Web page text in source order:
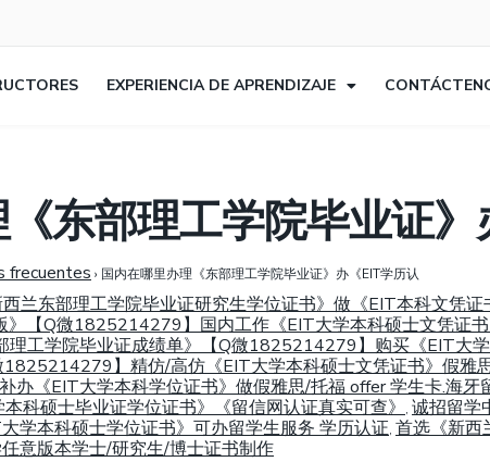
EXPERIENCIA DE APRENDIZAJE
东部理工学院毕业证》
frecuentes › 国内在哪里办理《东部理工学院毕业证》办《EIT学历认
兰东部理工学院毕业证研究生学位证书》做《EIT本科文凭
》【Q微1825214279】国内工作《EIT大学本科硕士文凭证
理工学院毕业证成绩单》【Q微1825214279】购买《EIT大
】精仿/高仿《EIT大学本科硕士文凭证书》假雅
《EIT大学本科学位证书》做假雅思/托福 offer 学生卡.海牙
科硕士毕业证学位证书》《留信网认证真实可查》
, 诚招留学
学本科硕士学位证书》可办留学生服务 学历认证, 首选《新西
意版本学士/研究生/博士证书制作